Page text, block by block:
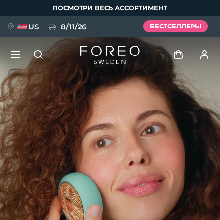
ПОСМОТРИ ВЕСЬ АССОРТИМЕНТ
US 8/11/26 БЕСТСЕЛЛЕРЫ
Войти
Профиль пользователя
Мои приборы
Мои заказы
Мои адреса
Мои подписки
НОВИНКА
FAQ™ Pure Beauty-Tech Elixir
BREAKING NEWS
issa™ Teeth Whitening Set
Язык
English Deutsch
Español
Français
Italiano
Português
Polski
Svenska
Русский
Türkçe
简体中文 繁體中文